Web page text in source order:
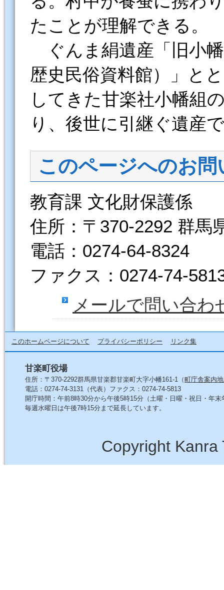
たことが理解できる。
ぐんま絹遺産「旧小
歴史民俗資料館）」と
してきた甘楽社小幡組
り、後世に引継ぐ遺産
このページへのお問
教育課 文化財保護係
住所：〒370-2292 群馬
電話：0274-64-8324
ファクス：0274-74-
メールで問い合わ
このホームページについて プライバシーポリシー リンク集
甘楽町役場
住所：〒370-2292群馬県甘楽郡甘楽町大字小幡161-1（町庁舎案内
電話：0274-74-3131（代表）ファクス：0274-74-5813
開庁時間：午前8時30分から午後5時15分（土曜・日曜・祝日・年末
毎週水曜日は午後7時15分まで延長しています。
Copyright Kanra